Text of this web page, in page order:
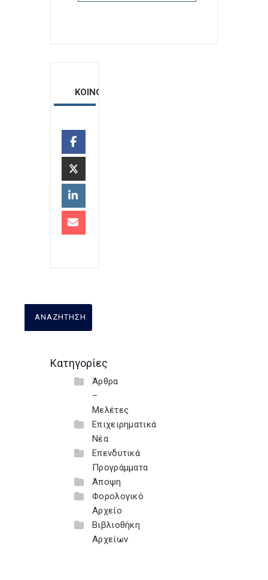
ΚΟΙΝΟΠΟΙΗΣΗ
Κατηγορίες
Άρθρα
–
Μελέτες
Επιχειρηματικά
Νέα
Επενδυτικά
Προγράμματα
Άποψη
Φορολογικό
Αρχείο
Βιβλιοθήκη
Αρχείων